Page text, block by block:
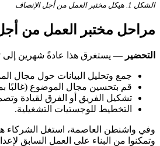
الشكل 1. هيكل مختبر العمل من أجل الإنصاف
مراحل مختبر العمل من أجل
التحضير — يستغرق هذا عادةً شهرين إلى
جمع وتحليل البيانات حول مجال
قم بتحسين مجال الموضوع (غالبًا
تشكيل الفريق أو الفرق لقيادة
التخطيط للوجستيات التشغيلية.
وفي واشنطن العاصمة، استغل الشركاء
وتمكنوا من البناء على العمل السابق